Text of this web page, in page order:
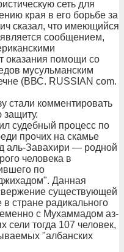
сеть для
края в его борьбе за
сказал, что имеющийся
сообщением,
оказания помощи со
мусульманским
(ВВС. RUSSIAN com.
комментировать
судебный процесс по
прочих на скамье
аль-Завахири — родной
человека в
по
Данная
существующей
в стране радикального
с Мухаммадом аз-
тогда 107 человек,
"албанских